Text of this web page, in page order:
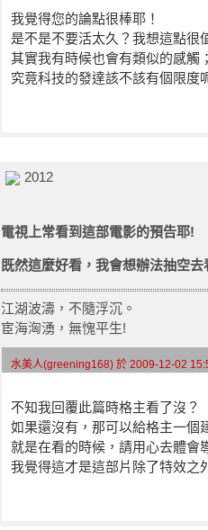
我覺得您的論點很棒耶！
是不是不要活太久？我想這點很
其實我有時候也會有類似的感觸；
究竟科技的發達該不該有個限度
2012
電視上常看到這部電影的預告耶!
既然這麼好看，我會想辦法抽空去
江湖波濤，不隨浮沉。
宦海洶湧，無愧平生!
水美人(greening168) 於 2009-12-02
不知我回覆此篇時格主看了沒？
如果還沒有，那可以給格主一個
就是在看的時候，請用心去體會
我覺得這才是這部片除了特效之